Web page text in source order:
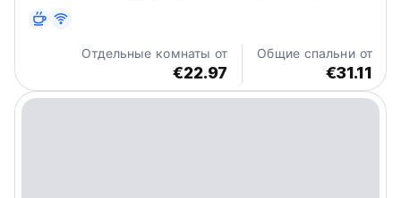
Отдельные комнаты от
€22.97
Общие спальни от
€31.11